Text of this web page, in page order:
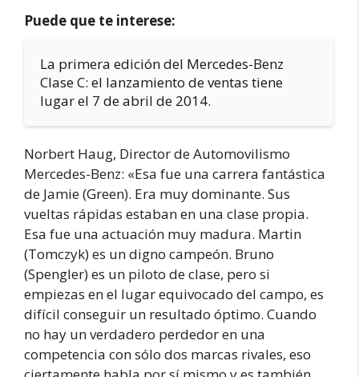
Puede que te interese:
La primera edición del Mercedes-Benz
Clase C: el lanzamiento de ventas tiene
lugar el 7 de abril de 2014.
Norbert Haug, Director de Automovilismo
Mercedes-Benz: «Esa fue una carrera fantástica
de Jamie (Green). Era muy dominante. Sus
vueltas rápidas estaban en una clase propia.
Esa fue una actuación muy madura. Martin
(Tomczyk) es un digno campeón. Bruno
(Spengler) es un piloto de clase, pero si
empiezas en el lugar equivocado del campo, es
difícil conseguir un resultado óptimo. Cuando
no hay un verdadero perdedor en una
competencia con sólo dos marcas rivales, eso